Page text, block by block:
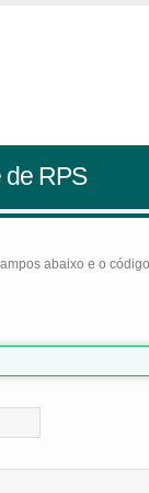
de RPS
abaixo e o